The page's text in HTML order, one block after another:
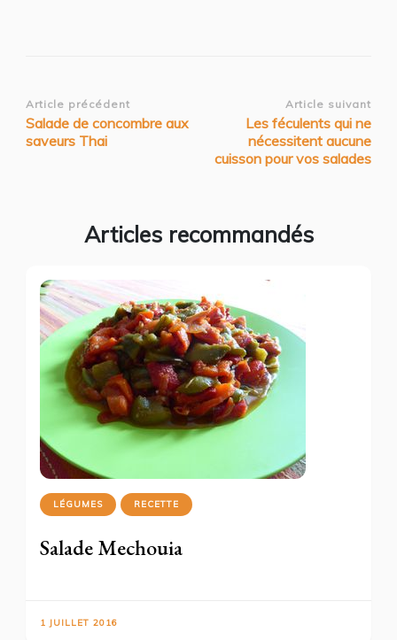
Navigation
d’article
Article précédent
Salade de concombre aux
saveurs Thai
Article suivant
Les féculents qui ne
nécessitent aucune
cuisson pour vos salades
Articles recommandés
LÉGUMES RECETTE
Salade Mechouia
1 JUILLET 2016